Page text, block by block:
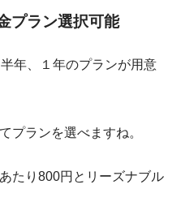
プラン選択可能
年、１年のプランが用意
プランを選べますね。
たり800円とリーズナブル